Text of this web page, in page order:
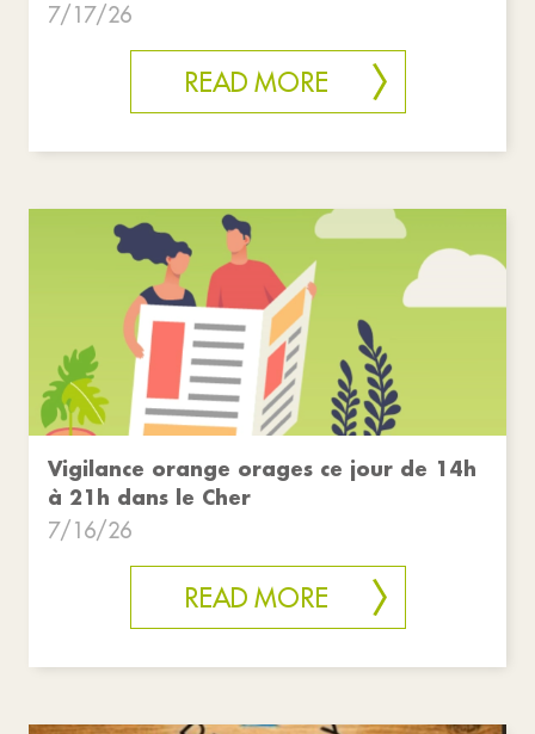
7/17/26
READ MORE
Vigilance orange orages ce jour de 14h
à 21h dans le Cher
7/16/26
READ MORE